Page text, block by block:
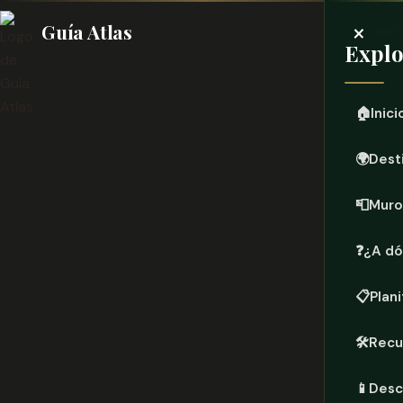
Guía Atlas ×
🏠
🌍
📮
❓¿A
📋
🛠️
📱